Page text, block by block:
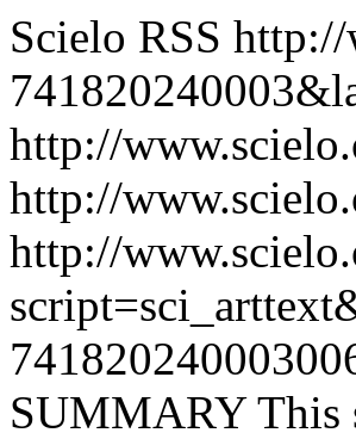
Scielo RSS http://
http://
http://
http://
SUMMARY This